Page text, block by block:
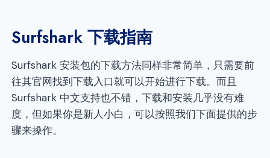
Surfshark 下载指南
Surfshark 安装包的下载方法同样非常简单，只需要前
往其官网找到下载入口就可以开始进行下载。而且
Surfshark 中文支持也不错，下载和安装几乎没有难
度，但如果你是新人小白，可以按照我们下面提供的步
骤来操作。